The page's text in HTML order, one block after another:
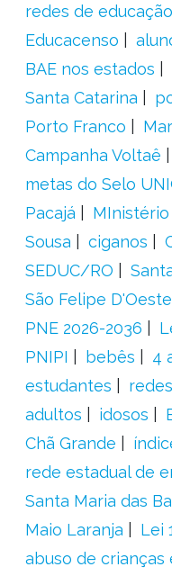
redes de educação
Educacenso
BAE nos estados
Santa Catarina
Porto Franco
Campanha Voltaê
metas do Selo
Pacajá
Sousa
ciganos
SEDUC/RO
São Felipe D'Oeste
PNE 2026-2036
PNIPI
bebês 4
estudantes
adultos
idosos
Chã Grande
rede estadual de
Santa Maria das
Maio Laranja
Lei
abuso de crianças